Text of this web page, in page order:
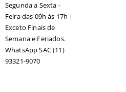
Segunda a Sexta -
Feira das 09h às 17h |
Exceto Finais de
Semana e Feriados.
WhatsApp SAC (11)
93321-9070